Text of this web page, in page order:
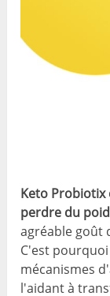
Keto Probiotix
perdre du
agréable goût
C'est
mécanismes
l'aidant à